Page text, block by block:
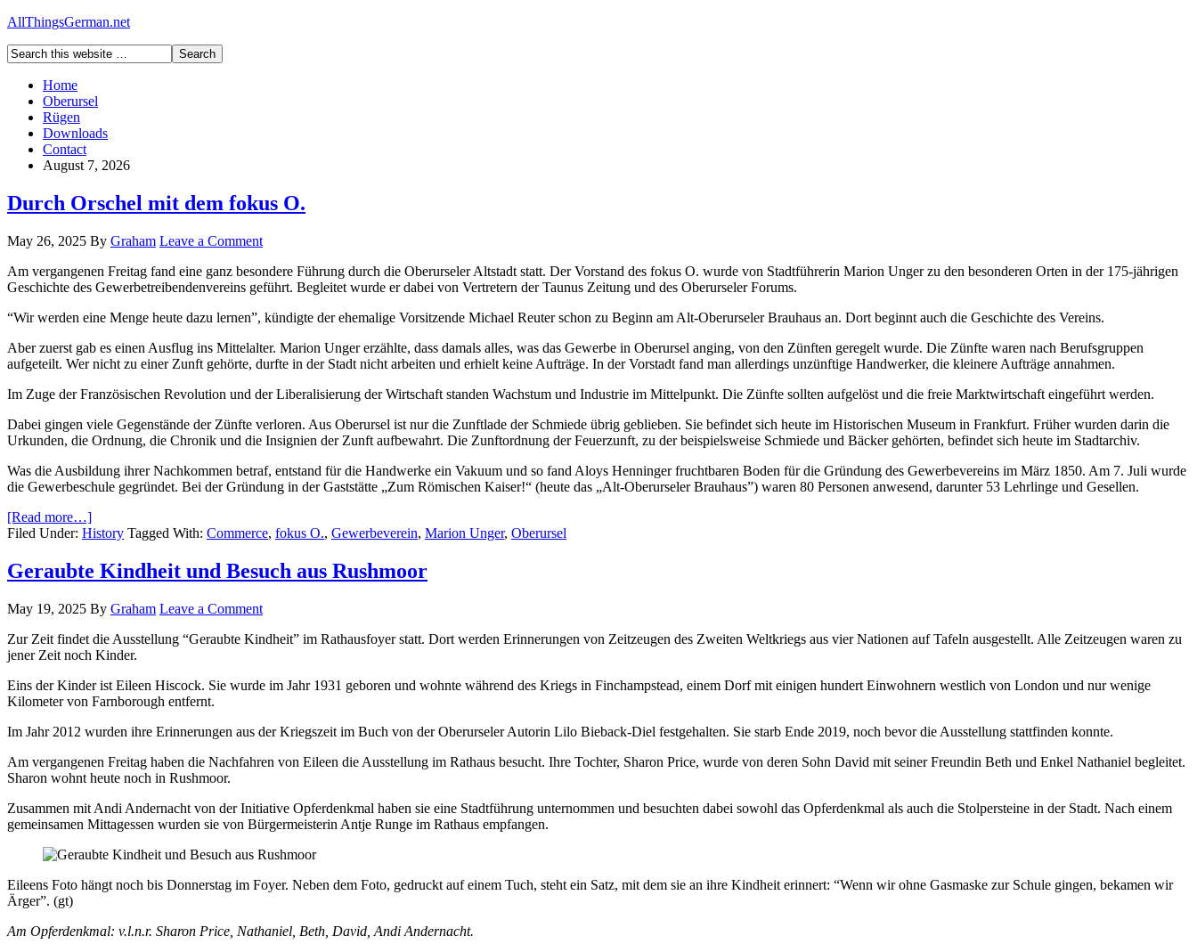
AllThingsGerman.net
Home
Oberursel
Rügen
Downloads
Contact
August 7, 2026
Durch Orschel mit dem fokus O.
May 26, 2025 By Graham Leave a Comment
Am vergangenen Freitag fand eine ganz besondere Führung durch die Oberurseler Altstadt statt. Der Vorstand des fokus O. wurde von Stadtführerin Marion Unger zu den besonderen Orten in der 175-jährigen
Geschichte des Gewerbetreibendenvereins geführt. Begleitet wurde er dabei von Vertretern der Taunus Zeitung und des Oberurseler Forums.
“Wir werden eine Menge heute dazu lernen”, kündigte der ehemalige Vorsitzende Michael Reuter schon zu Beginn am Alt-Oberurseler Brauhaus an. Dort beginnt auch die Geschichte des Vereins.
Aber zuerst gab es einen Ausflug ins Mittelalter. Marion Unger erzählte, dass damals alles, was das Gewerbe in Oberursel anging, von den Zünften geregelt wurde. Die Zünfte waren nach Berufsgruppen
aufgeteilt. Wer nicht zu einer Zunft gehörte, durfte in der Stadt nicht arbeiten und erhielt keine Aufträge. In der Vorstadt fand man allerdings unzünftige Handwerker, die kleinere Aufträge annahmen.
Im Zuge der Französischen Revolution und der Liberalisierung der Wirtschaft standen Wachstum und Industrie im Mittelpunkt. Die Zünfte sollten aufgelöst und die freie Marktwirtschaft eingeführt werden.
Dabei gingen viele Gegenstände der Zünfte verloren. Aus Oberursel ist nur die Zunftlade der Schmiede übrig geblieben. Sie befindet sich heute im Historischen Museum in Frankfurt. Früher wurden darin die
Urkunden, die Ordnung, die Chronik und die Insignien der Zunft aufbewahrt. Die Zunftordnung der Feuerzunft, zu der beispielsweise Schmiede und Bäcker gehörten, befindet sich heute im Stadtarchiv.
Was die Ausbildung ihrer Nachkommen betraf, entstand für die Handwerke ein Vakuum und so fand Aloys Henninger fruchtbaren Boden für die Gründung des Gewerbevereins im März 1850. Am 7. Juli wurde
die Gewerbeschule gegründet. Bei der Gründung in der Gaststätte „Zum Römischen Kaiser!“ (heute das „Alt-Oberurseler Brauhaus”) waren 80 Personen anwesend, darunter 53 Lehrlinge und Gesellen.
[Read more…]
Filed Under: History Tagged With: Commerce, fokus O., Gewerbeverein, Marion Unger, Oberursel
Geraubte Kindheit und Besuch aus Rushmoor
May 19, 2025 By Graham Leave a Comment
Zur Zeit findet die Ausstellung “Geraubte Kindheit” im Rathausfoyer statt. Dort werden Erinnerungen von Zeitzeugen des Zweiten Weltkriegs aus vier Nationen auf Tafeln ausgestellt. Alle Zeitzeugen waren zu
jener Zeit noch Kinder.
Eins der Kinder ist Eileen Hiscock. Sie wurde im Jahr 1931 geboren und wohnte während des Kriegs in Finchampstead, einem Dorf mit einigen hundert Einwohnern westlich von London und nur wenige
Kilometer von Farnborough entfernt.
Im Jahr 2012 wurden ihre Erinnerungen aus der Kriegszeit im Buch von der Oberurseler Autorin Lilo Bieback-Diel festgehalten. Sie starb Ende 2019, noch bevor die Ausstellung stattfinden konnte.
Am vergangenen Freitag haben die Nachfahren von Eileen die Ausstellung im Rathaus besucht. Ihre Tochter, Sharon Price, wurde von deren Sohn David mit seiner Freundin Beth und Enkel Nathaniel begleitet.
Sharon wohnt heute noch in Rushmoor.
Zusammen mit Andi Andernacht von der Initiative Opferdenkmal haben sie eine Stadtführung unternommen und besuchten dabei sowohl das Opferdenkmal als auch die Stolpersteine in der Stadt. Nach einem
gemeinsamen Mittagessen wurden sie von Bürgermeisterin Antje Runge im Rathaus empfangen.
Eileens Foto hängt noch bis Donnerstag im Foyer. Neben dem Foto, gedruckt auf einem Tuch, steht ein Satz, mit dem sie an ihre Kindheit erinnert: “Wenn wir ohne Gasmaske zur Schule gingen, bekamen wir
Ärger”. (gt)
Am Opferdenkmal: v.l.n.r. Sharon Price, Nathaniel, Beth, David, Andi Andernacht.